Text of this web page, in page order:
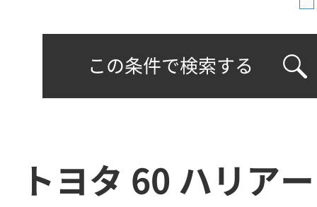
この条件で検索する
トヨタ 60 ハリア